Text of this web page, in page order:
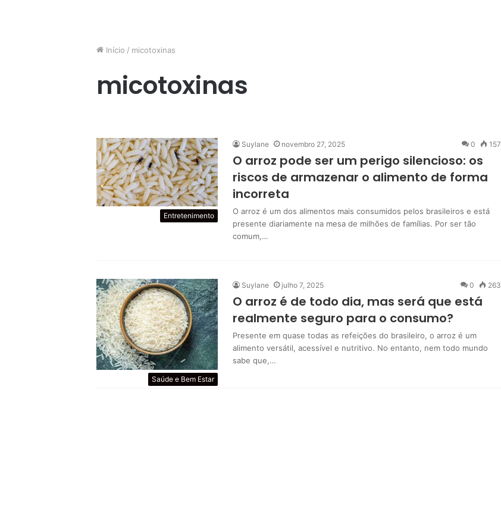
Início / micotoxinas
micotoxinas
Entretenimento
Suylane novembro 27, 2025 0 157
O arroz pode ser um perigo silencioso: os
riscos de armazenar o alimento de forma
incorreta
O arroz é um dos alimentos mais consumidos pelos brasileiros e está
presente diariamente na mesa de milhões de famílias. Por ser tão
comum,…
Saúde e Bem Estar
Suylane julho 7, 2025 0 263
O arroz é de todo dia, mas será que está
realmente seguro para o consumo?
Presente em quase todas as refeições do brasileiro, o arroz é um
alimento versátil, acessível e nutritivo. No entanto, nem todo mundo
sabe que,…